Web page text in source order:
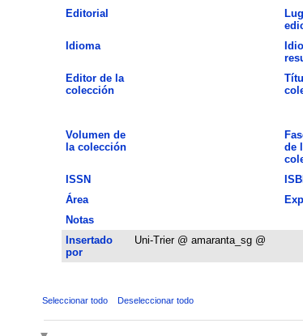
Editorial
Idioma
Editor de la
colección
Volumen de
la colección
de
ISSN
Área
Notas
Insertado
por
Uni-Trier @ amaranta_sg @
Seleccionar todo Deseleccionar todo